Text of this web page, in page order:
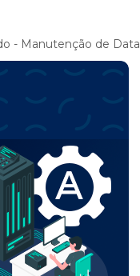
- Manutenção de